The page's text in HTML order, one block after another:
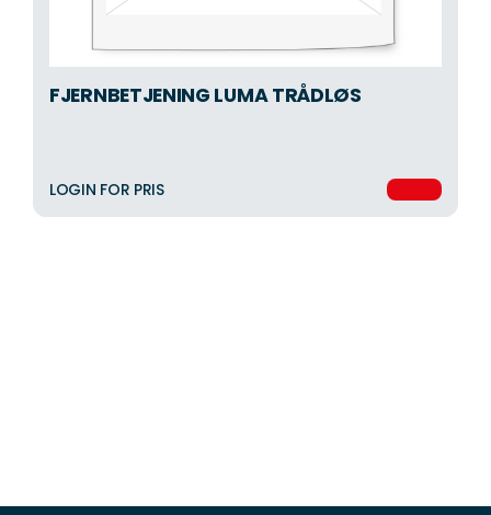
FJERNBETJENING LUMA TRÅDLØS
LOGIN FOR PRIS